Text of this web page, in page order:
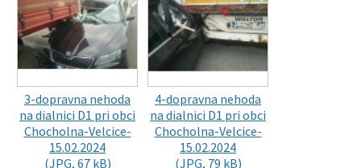
3-dopravna nehoda
na dialnici D1 pri obci
Chocholna-Velcice-
15.02.2024
(JPG, 67 kB)
4-dopravna nehoda
na dialnici D1 pri obci
Chocholna-Velcice-
15.02.2024
(JPG, 79 kB)